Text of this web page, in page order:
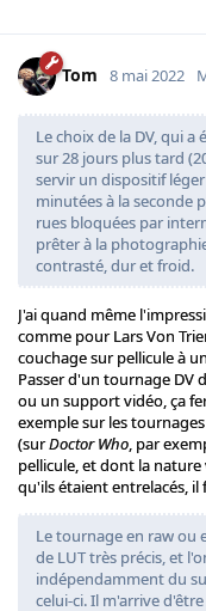
Tom 8 mai 2022
Le choix de la DV, qui
sur 28 jours plus tard
servir un dispositif
minutées à la seconde
rues bloquées par
prêter à la
contrasté, dur et froid.
J'ai quand même
comme pour Lars Von
couchage sur pellicule à
Passer d'un tournage DV
ou un support vidéo, ça
exemple sur les
(surDoctor Who, par
pellicule, et dont la
qu'ils étaient entrelacés,
Le tournage en raw ou
de LUT très précis, et
indépendamment du
celui-ci. Il m'arrive